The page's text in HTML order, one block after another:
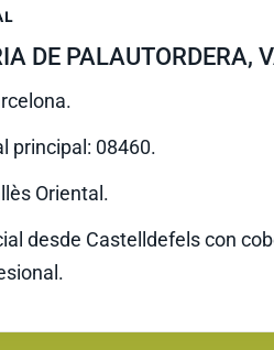
DE PALAUTORDERA,
principal: 08460.
Oriental.
desde Castelldefels con